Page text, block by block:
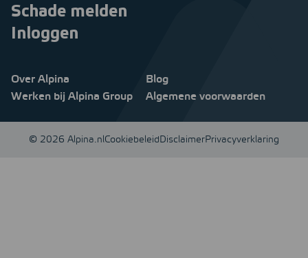
Schade melden
Inloggen
Over Alpina
Blog
Werken bij Alpina Group
Algemene voorwaarden
© 2026 Alpina.nlCookiebeleidDisclaimerPrivacyverklaring